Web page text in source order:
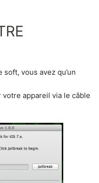
vous avez qu’un
appareil via le câble